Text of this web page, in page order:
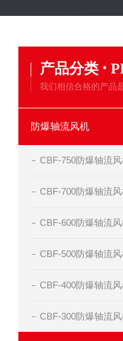
产品分类 ·
我们相信合格的产品
防爆轴流风机
CBF-750防爆轴流
CBF-700防爆轴流
CBF-600防爆轴流
CBF-500防爆轴流
CBF-400防爆轴流
CBF-300防爆轴流